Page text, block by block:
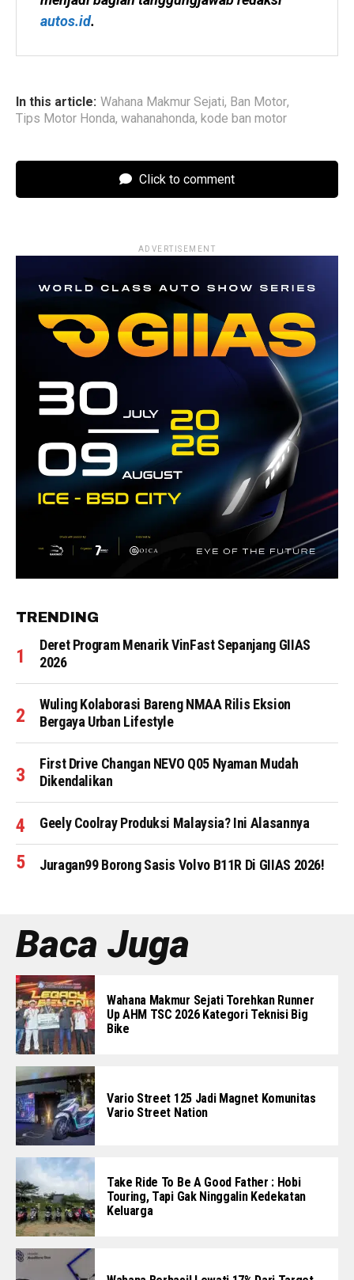
autos.id.
In this article: Wahana Makmur Sejati, Ban Motor,
Tips Motor Honda, wahanahonda, kode ban motor
Click to comment
ADVERTISEMENT
TRENDING
Deret Program Menarik VinFast Sepanjang GIIAS
2026
Wuling Kolaborasi Bareng NMAA Rilis Eksion
Bergaya Urban Lifestyle
First Drive Changan NEVO Q05 Nyaman Mudah
Dikendalikan
Geely Coolray Produksi Malaysia? Ini Alasannya
Juragan99 Borong Sasis Volvo B11R Di GIIAS 2026!
Baca Juga
Wahana Makmur Sejati Torehkan Runner
Up AHM TSC 2026 Kategori Teknisi Big
Bike
Vario Street 125 Jadi Magnet Komunitas
Vario Street Nation
Take Ride To Be A Good Father : Hobi
Touring, Tapi Gak Ninggalin Kedekatan
Keluarga